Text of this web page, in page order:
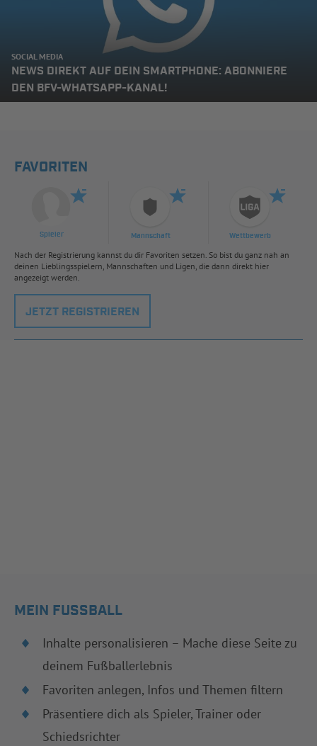
SOCIAL MEDIA
NEWS DIREKT AUF DEIN SMARTPHONE: ABONNIERE
DEN BFV-WHATSAPP-KANAL!
FAVORITEN
Spieler Mannschaft Wettbewerb
Nach der Registrierung kannst du dir Favoriten setzen. So bist du ganz nah an
deinen Lieblingsspielern, Mannschaften und Ligen, die dann direkt hier
angezeigt werden.
JETZT REGISTRIEREN
MEIN FUSSBALL
Inhalte personalisieren – Mache diese Seite zu
deinem Fußballerlebnis
Favoriten anlegen, Infos und Themen filtern
Präsentiere dich als Spieler, Trainer oder
Schiedsrichter